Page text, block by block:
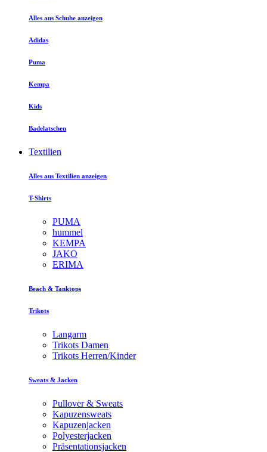
Alles aus Schuhe anzeigen
Adidas
Puma
Kempa
Kids
Badelatschen
Textilien
Alles aus Textilien anzeigen
T-Shirts
PUMA
hummel
KEMPA
JAKO
ERIMA
Beach & Tanktops
Trikots
Langarm
Trikots Damen
Trikots Herren/Kinder
Sweats & Jacken
Pullover & Sweats
Kapuzensweats
Kapuzenjacken
Polyesterjacken
Präsentationsjacken